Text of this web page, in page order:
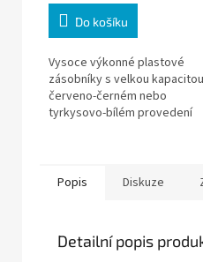
Do košíku
Vysoce výkonné plastové
zásobníky s velkou
červeno-černém nebo
tyrkysovo-bílém provedení
Popis Diskuze
Detailní popis